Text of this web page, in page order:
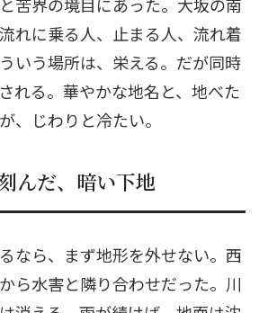
れに乗る人、止まる人、流れ着
いう場所は、栄える。だが同時
れる。華やかな地名と、地べた
、じわりと冷たい。
んだ、暗い下地
なら、まず地形を外せない。西
ら水害と隣り合わせだった。川